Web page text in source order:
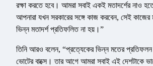
রক্ষা করতে হবে। আমরা সবাই একই মতাদর্শের নাও
আপনারা যখন সরকারের সঙ্গে কাজ করবেন, সেই কাজের
ভিন্ন মতাদর্শ প্রতিফলিত না হয়।”
তিনি আরও বলেন, “প্রত্যেকের ভিন্ন মতের প্রতিফলন
ভোটের বাক্সে। তার আগে আমরা সবাই এই দেশটাকে